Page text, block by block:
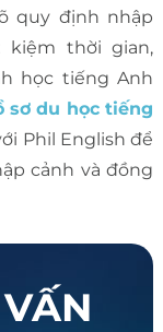
quy định nhập
kiệm thời gian,
học tiếng Anh
sơ du học tiếng
Phil English để
cảnh và đồng